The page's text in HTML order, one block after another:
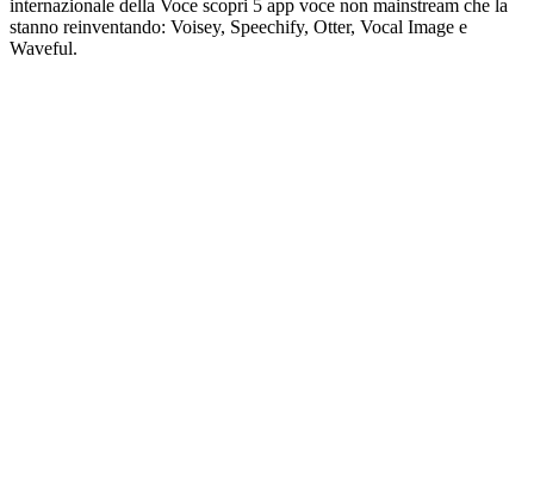
internazionale della Voce scopri 5 app voce non mainstream che la
stanno reinventando: Voisey, Speechify, Otter, Vocal Image e
Waveful.